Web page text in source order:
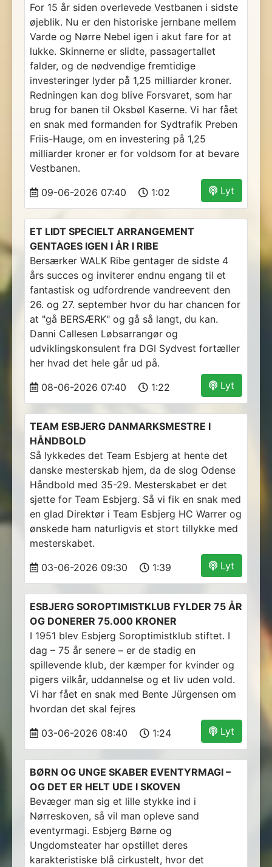
For 15 år siden overlevede Vestbanen i sidste
øjeblik. Nu er den historiske jernbane mellem
Varde og Nørre Nebel igen i akut fare for at
lukke. Skinnerne er slidte, passagertallet
falder, og de nødvendige fremtidige
investeringer lyder på 1,25 milliarder kroner.
Redningen kan dog blive Forsvaret, som har
brug for banen til Oksbøl Kaserne. Vi har fået
en snak med formanden for Sydtrafik Preben
Friis-Hauge, om en investering på 1,25
milliarder kroner er for voldsom for at bevare
Vestbanen.
Lyt
09-06-2026 07:40 1:02
ET LIDT SPECIELT ARRANGEMENT
GENTAGES IGEN I ÅR I RIBE
Bersærker WALK Ribe gentager de sidste 4
års succes og inviterer endnu engang til et
fantastisk og udfordrende vandreevent den
26. og 27. september hvor du har chancen for
at "gå BERSÆRK" og gå så langt, du kan.
Danni Callesen Løbsarrangør og
udviklingskonsulent fra DGI Sydvest fortæller
her hvad det hele går ud på.
Lyt
08-06-2026 07:40 1:22
TEAM ESBJERG DANMARKSMESTRE I
HÅNDBOLD
Så lykkedes det Team Esbjerg at hente det
danske mesterskab hjem, da de slog Odense
Håndbold med 35-29. Mesterskabet er det
sjette for Team Esbjerg. Så vi fik en snak med
en glad Direktør i Team Esbjerg HC Warrer og
ønskede ham naturligvis et stort tillykke med
mesterskabet.
Lyt
03-06-2026 09:30 1:39
ESBJERG SOROPTIMISTKLUB FYLDER 75 ÅR
OG DONERER 75.000 KRONER
I 1951 blev Esbjerg Soroptimistklub stiftet. I
dag – 75 år senere – er de stadig en
spillevende klub, der kæmper for kvinder og
pigers vilkår, uddannelse og et liv uden vold.
Vi har fået en snak med Bente Jürgensen om
hvordan det skal fejres
Lyt
03-06-2026 08:40 1:24
BØRN OG UNGE SKABER EVENTYRMAGI –
OG DET ER HELT UDE I SKOVEN
Bevæger man sig et lille stykke ind i
Nørreskoven, så vil man opleve sand
eventyrmagi. Esbjerg Børne og
Ungdomsteater har opstillet deres
karakteristiske blå cirkustelt, hvor det